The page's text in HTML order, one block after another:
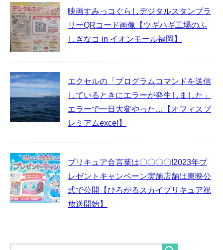
映画すみっコぐらしデジタルスタンプラ
リーQRコード画像【ツギハギ工場のふ
しぎなコ in イオンモール福岡】
エクセルの「プログラムコマンドを送信
しているときにエラーが発生しました」
エラーで一日大変やった…【オフィスプ
レミアムexcel】
プリキュア合言葉は〇〇〇〇!2023年プ
レゼントキャンペーン実施店舗は東映公
式で公開【ひろがるスカイプリキュア祝
放送開始】